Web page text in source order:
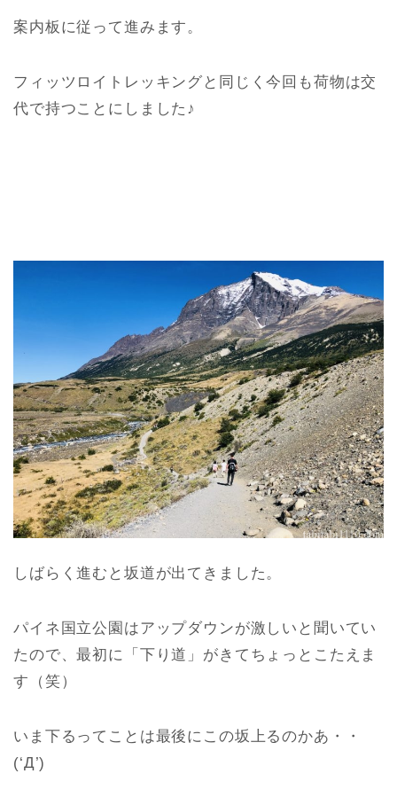
案内板に従って進みます。
フィッツロイトレッキングと同じく今回も荷物は交
代で持つことにしました♪
しばらく進むと坂道が出てきました。
パイネ国立公園はアップダウンが激しいと聞いてい
たので、最初に「下り道」がきてちょっとこたえま
す（笑）
いま下るってことは最後にこの坂上るのかあ・・
(‘Д’)